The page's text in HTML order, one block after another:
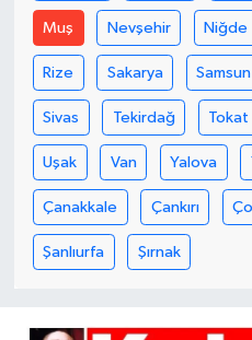
Muş Nevşehir Niğde
Rize Sakarya Samsun
Sivas Tekirdağ Tokat
Uşak Van Yalova
Çanakkale Çankırı
Şanlıurfa Şırnak